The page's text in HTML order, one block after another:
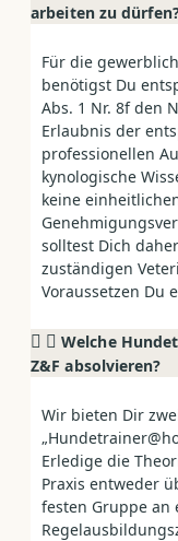
arbeiten zu
Für die
benötigst Du
Abs. 1 Nr. 8f den
Erlaubnis der
professionellen
kynologische
keine
solltest Dich
zuständigen
Voraussetzen Du
Welche
Z&F absolvieren?
Wir bieten Dir
Erledige die
Praxis entweder
festen Gruppe an